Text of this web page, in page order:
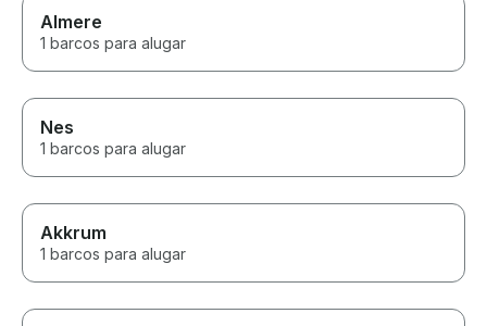
Almere
1 barcos para alugar
Nes
1 barcos para alugar
Akkrum
1 barcos para alugar